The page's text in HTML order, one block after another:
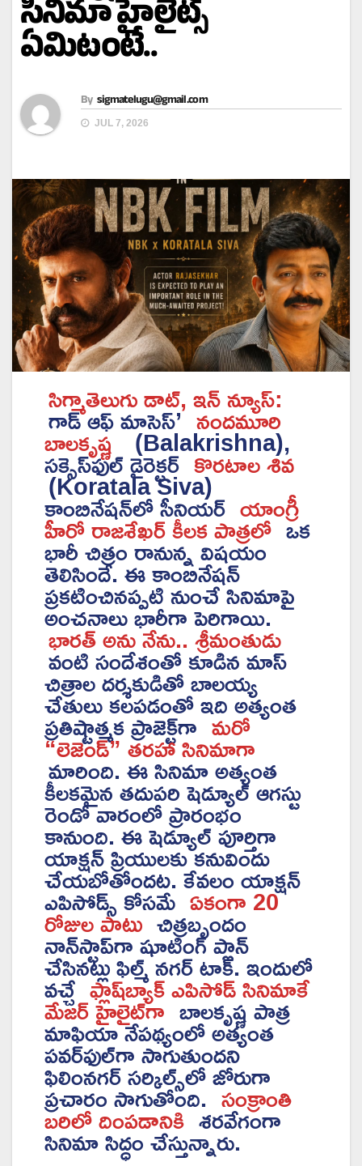
సినిమా హైలైట్స్
ఏమిటంటే..
By sigmatelugu@gmail.com
JUL 7, 2026
సిగ్మాతెలుగు డాట్, ఇన్ న్యూస్:
గాడ్ ఆఫ్ మాసెస్’ నందమూరి
బాలకృష్ణ (Balakrishna),
సక్సెస్‌ఫుల్ డైరెక్టర్కొరటాల శివ
(Koratala Siva)
కాంబినేషన్‌లో సీనియర్ యాంగ్రీ
హీరో రాజశేఖర్ కీలక పాత్రలోఒక
భారీ చిత్రం రానున్న విషయం
తెలిసిందే. ఈ కాంబినేషన్
ప్రకటించినప్పటి నుంచే సినిమాపై
అంచనాలు భారీగా పెరిగాయి.
భారత్ అను నేను.. శ్రీమంతుడు
వంటి సందేశంతో కూడిన మాస్
చిత్రాల దర్శకుడితో బాలయ్య
చేతులు కలపడంతో ఇది అత్యంత
ప్రతిష్టాత్మక ప్రాజెక్ట్‌గామరో
“లెజెండ్” తరహా సినిమాగా
మారింది. ఈ సినిమా అత్యంత
కీలకమైన తదుపరి షెడ్యూల్ ఆగస్టు
రెండో వారంలో ప్రారంభం
కానుంది. ఈ షెడ్యూల్ పూర్తిగా
యాక్షన్ ప్రియులకు కనువిందు
చేయబోతోందట. కేవలం యాక్షన్
ఎపిసోడ్స్ కోసమే ఏకంగా 20
రోజుల పాటుచిత్రబృందం
నాన్‌స్టాప్‌గా షూటింగ్ ప్లాన్
చేసినట్లు ఫిల్మ్ నగర్ టాక్. ఇందులో
వచ్చేఫ్లాష్‌బ్యాక్ ఎపిసోడ్ సినిమాకే
మేజర్ హైలైట్‌గా బాలకృష్ణ పాత్ర
మాఫియా నేపథ్యంలో అత్యంత
పవర్‌ఫుల్‌గా సాగుతుందని
ఫిలింనగర్ సర్కిల్స్‌లో జోరుగా
ప్రచారం సాగుతోంది.సంక్రాంతి
బరిలో దింపడానికిశరవేగంగా
సినిమా సిద్ధం చేస్తున్నారు.